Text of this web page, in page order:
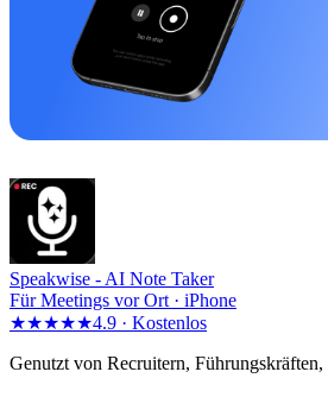
Speakwise - AI Note Taker
Für Meetings vor Ort · iPhone
★★★★★4.9 · Kostenlos
Genutzt von Recruitern, Führungskräften,